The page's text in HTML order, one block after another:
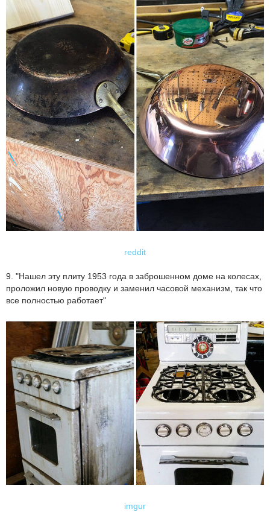
reddit
9. "Нашел эту плиту 1953 года в заброшенном доме на колесах,
проложил новую проводку и заменил часовой механизм, так что
все полностью работает"
imgur